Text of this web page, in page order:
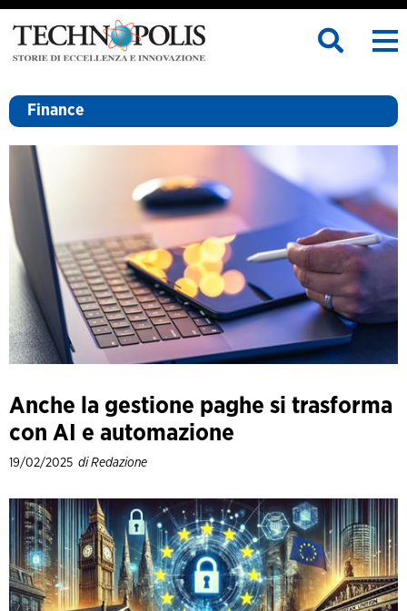
Finance
Anche la gestione paghe si trasforma
con AI e automazione
19/02/2025 di Redazione